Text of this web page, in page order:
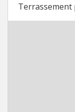
Terrassement